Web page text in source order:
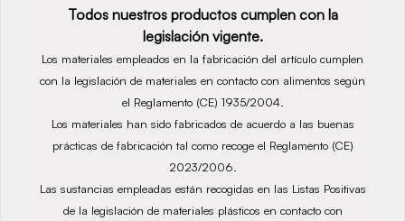
Todos nuestros productos cumplen con la
legislación vigente.
Los materiales empleados en la fabricación del artículo cumplen
con la legislación de materiales en contacto con alimentos según
el Reglamento (CE) 1935/2004.
Los materiales han sido fabricados de acuerdo a las buenas
prácticas de fabricación tal como recoge el Reglamento (CE)
2023/2006.
Las sustancias empleadas están recogidas en las Listas Positivas
de la legislación de materiales plásticos en contacto con